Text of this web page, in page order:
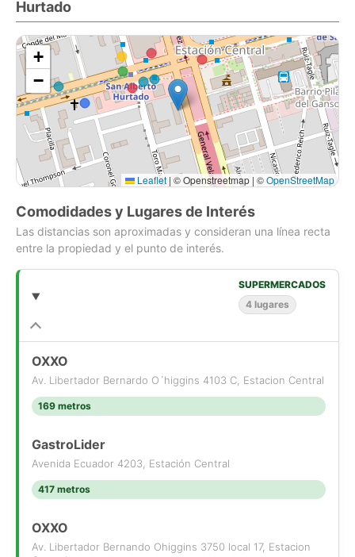
Hurtado
+
−
Leaflet | © Openstreetmap | ©OpenStreetMap
Comodidades y Lugares de Interés
Las distancias son aproximadas y consideran una línea recta
entre la propiedad y el punto de interés.
SUPERMERCADOS
4 lugares
OXXO
Av. Libertador Bernardo O´higgins 4103 C, Estacion Central
169 metros
GastroLider
Avenida Ecuador 4203, Estación Central
417 metros
OXXO
Av. Libertador Bernando Ohiggins 3750 local 17, Estacion